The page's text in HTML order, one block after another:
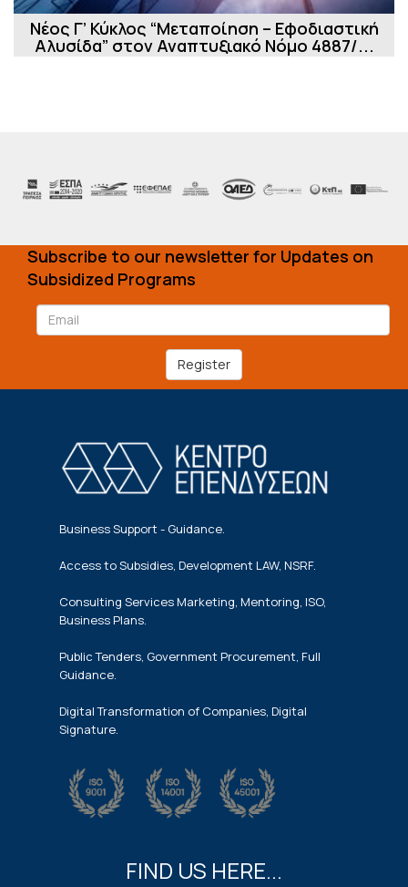
Νέος Γ’ Κύκλος “Μεταποίηση – Εφοδιαστική
Αλυσίδα” στον Αναπτυξιακό Νόμο 4887/...
Subscribe to our newsletter for Updates on
Subsidized Programs
Register
Business Support - Guidance.
Access to Subsidies, Development LAW, NSRF.
Consulting Services Marketing, Mentoring, ISO,
Business Plans.
Public Tenders, Government Procurement, Full
Guidance.
Digital Transformation of Companies, Digital
Signature.
FIND US HERE...